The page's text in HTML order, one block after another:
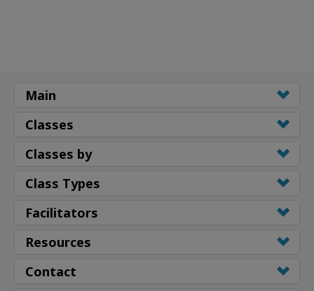
Main
Classes
Classes by
Class Types
Facilitators
Resources
Contact